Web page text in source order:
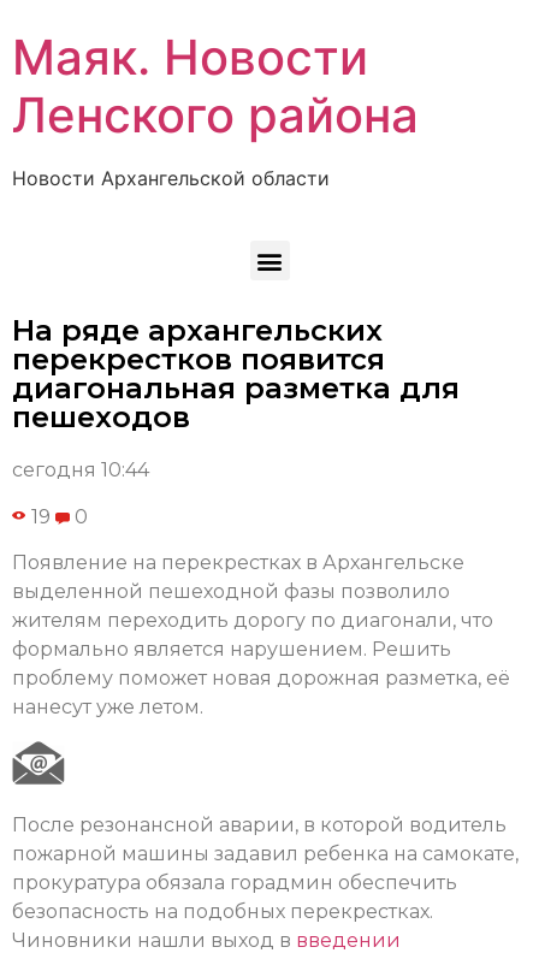
Маяк. Новости
Ленского района
Новости Архангельской области
На ряде архангельских
перекрестков появится
диагональная разметка для
пешеходов
сегодня 10:44
19 0
Появление на перекрестках в Архангельске
выделенной пешеходной фазы позволило
жителям переходить дорогу по диагонали, что
формально является нарушением. Решить
проблему поможет новая дорожная разметка, её
нанесут уже летом.
После резонансной аварии, в которой водитель
пожарной машины задавил ребенка на самокате,
прокуратура обязала горадмин обеспечить
безопасность на подобных перекрестках.
Чиновники нашли выход в введении